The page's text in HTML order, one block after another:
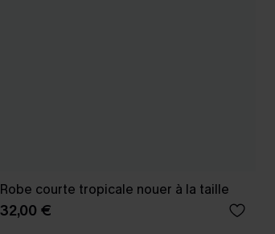
Robe courte tropicale nouer à la taille
32,00 €